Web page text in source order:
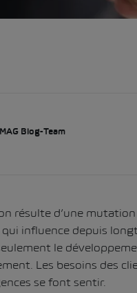
Blog-Team
résulte d’une
influence depuis
le
Les besoins des
se font sentir.